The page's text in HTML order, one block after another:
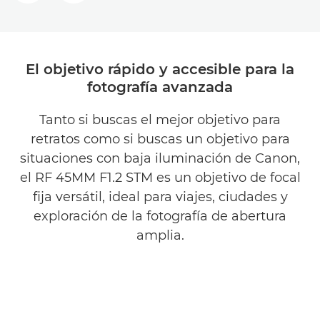
El objetivo rápido y accesible para la
fotografía avanzada
Tanto si buscas el mejor objetivo para
retratos como si buscas un objetivo para
situaciones con baja iluminación de Canon,
el RF 45MM F1.2 STM es un objetivo de focal
fija versátil, ideal para viajes, ciudades y
exploración de la fotografía de abertura
amplia.